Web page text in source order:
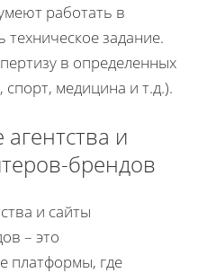
работать в
задание.
в определенных
медицина и т.д.).
и
брендов
и сайты
– это
платформы, где